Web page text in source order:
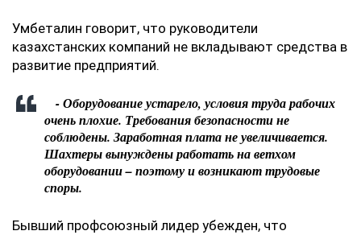
Умбеталин говорит, что руководители
казахстанских компаний не вкладывают средства в
развитие предприятий.
- Оборудование устарело, условия труда рабочих
очень плохие. Требования безопасности не
соблюдены. Заработная плата не увеличивается.
Шахтеры вынуждены работать на ветхом
оборудовании – поэтому и возникают трудовые
споры.
Бывший профсоюзный лидер убежден, что